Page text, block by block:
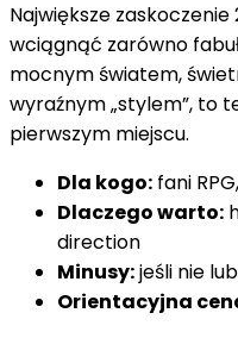
Największe
wciągnąć zarówno
mocnym światem,
wyraźnym „stylem”, to
pierwszym miejscu.
Dla kogo: fani
Dlaczego warto:
direction
Minusy:jeśli nie
Orientacyjna